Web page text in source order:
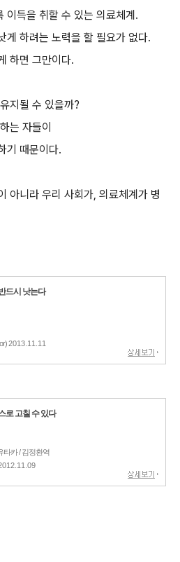
이득을 취할 수 있는 의료체계.
게 하려는 노력을 할 필요가 없다.
하면 그만이다.
지될 수 있을까?
는 자들이
기 때문이다.
아니라 우리 사회가, 의료체계가 병
드시 낫는다
2013.11.11
로 고칠 수 있다
타카 / 김정환역